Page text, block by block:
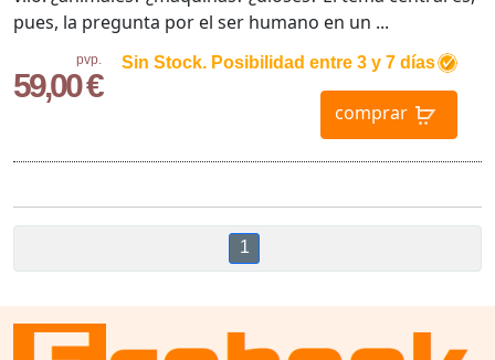
pvp.
59,00 €
Sin Stock. Posibilidad entre 3 y 7 días
comprar
pues, la pregunta por el ser humano en un ...
1